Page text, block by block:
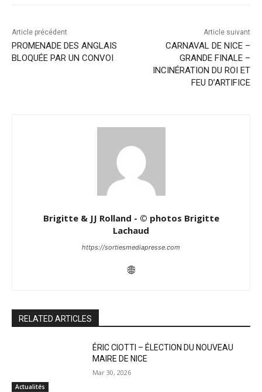
Article précédent
PROMENADE DES ANGLAIS
BLOQUÉE PAR UN CONVOI
Article suivant
CARNAVAL DE NICE –
GRANDE FINALE –
INCINÉRATION DU ROI ET
FEU D’ARTIFICE
Brigitte & JJ Rolland - © photos Brigitte
Lachaud
https://sortiesmediapresse.com
RELATED ARTICLES
Actualités
ÉRIC CIOTTI – ÉLECTION DU NOUVEAU
MAIRE DE NICE
Mar 30, 2026